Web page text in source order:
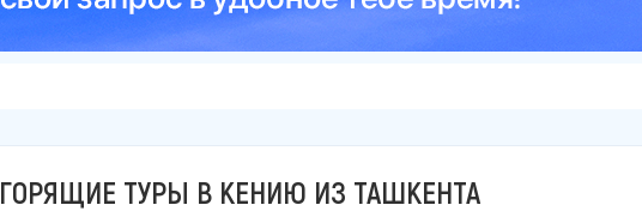
ГОРЯЩИЕ ТУРЫ В КЕНИЮ ИЗ ТАШКЕНТА